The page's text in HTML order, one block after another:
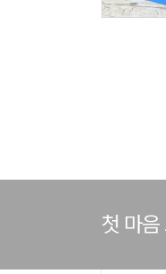
첫 마